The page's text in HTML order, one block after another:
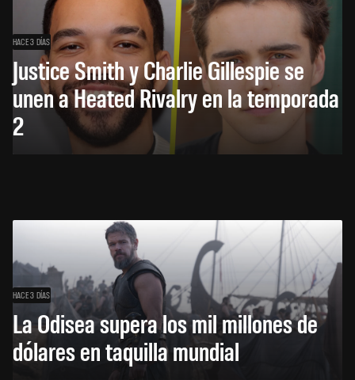
HACE 3 DÍAS
Justice Smith y Charlie Gillespie se
unen a Heated Rivalry en la temporada
2
HACE 3 DÍAS
La Odisea supera los mil millones de
dólares en taquilla mundial